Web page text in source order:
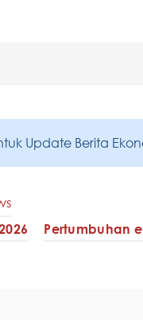
Update Berita
Pertumbuhan